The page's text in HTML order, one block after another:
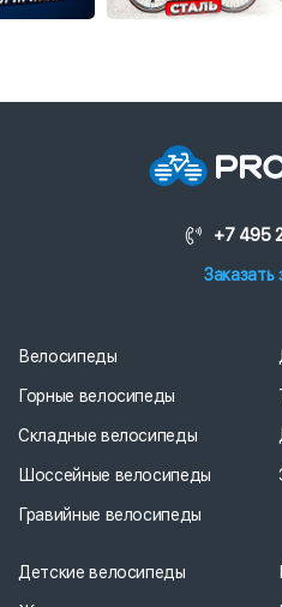
+7 495
Заказать
Велосипеды
Горные велосипеды
Складные велосипеды
Шоссейные велосипеды
Гравийные велосипеды
Детские велосипеды